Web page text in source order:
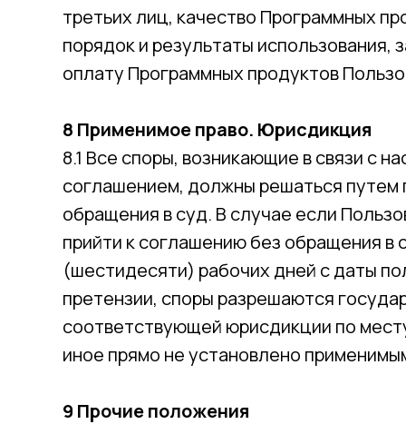
третьих лиц, качество Программных
порядок и результаты использования,
оплату Программных продуктов
8 Применимое право. Юрисдикция
8.1 Все споры, возникающие в связи с
соглашением, должны решаться путем
обращения в суд. В случае если
прийти к соглашению без обращения в
(шестидесяти) рабочих дней с даты
претензии, споры разрешаются
соответствующей юрисдикции по
иное прямо не установлено
9 Прочие положения